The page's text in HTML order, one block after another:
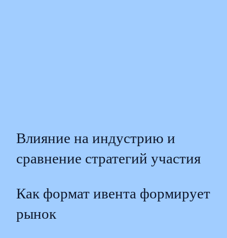
Влияние на индустрию и
сравнение стратегий участия
Как формат ивента формирует
рынок